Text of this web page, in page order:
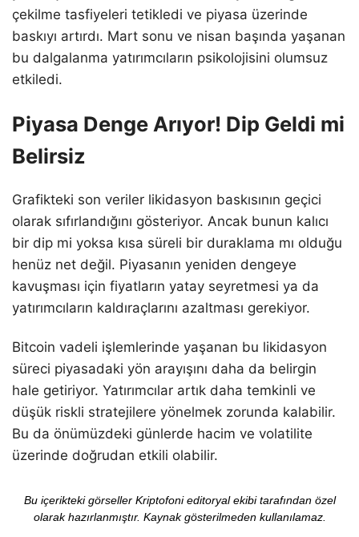
çekilme tasfiyeleri tetikledi ve piyasa üzerinde
baskıyı artırdı. Mart sonu ve nisan başında yaşanan
bu dalgalanma yatırımcıların psikolojisini olumsuz
etkiledi.
Piyasa Denge Arıyor! Dip Geldi mi
Belirsiz
Grafikteki son veriler likidasyon baskısının geçici
olarak sıfırlandığını gösteriyor. Ancak bunun kalıcı
bir dip mi yoksa kısa süreli bir duraklama mı olduğu
henüz net değil. Piyasanın yeniden dengeye
kavuşması için fiyatların yatay seyretmesi ya da
yatırımcıların kaldıraçlarını azaltması gerekiyor.
Bitcoin vadeli işlemlerinde yaşanan bu likidasyon
süreci piyasadaki yön arayışını daha da belirgin
hale getiriyor. Yatırımcılar artık daha temkinli ve
düşük riskli stratejilere yönelmek zorunda kalabilir.
Bu da önümüzdeki günlerde hacim ve volatilite
üzerinde doğrudan etkili olabilir.
Bu içerikteki görseller Kriptofoni editoryal ekibi tarafından özel
olarak hazırlanmıştır. Kaynak gösterilmeden kullanılamaz.